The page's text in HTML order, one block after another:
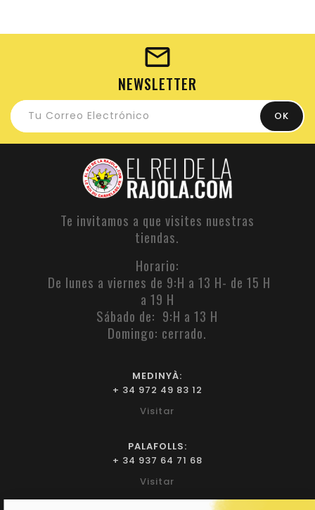
NEWSLETTER
Te invitamos a que visites nuestras
tiendas.
Horario:
De lunes a viernes de 9:H a 13 H- de 15 H
a 19 H
Sábado de: 9:H a 13 H
Domingo: cerrado.
MEDINYÀ:
+ 34 972 49 83 12
Visitar
PALAFOLLS:
+ 34 937 64 71 68
Visitar